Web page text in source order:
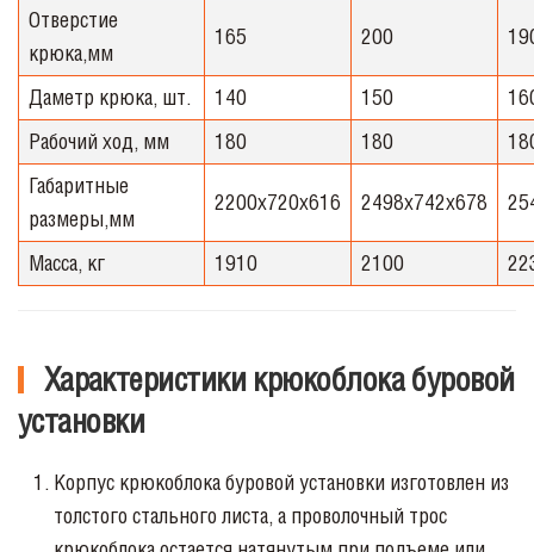
Отверстие
крюка,мм
165 200
Даметр крюка, шт. 140 150
Рабочий ход, мм
180 180
Габаритные
размеры,мм
2200х720х616 2498х742х678
Масса, кг 1910 2100
Характеристики крюкоблока буровой
установки
Корпус крюкоблока буровой установки изготовлен из
толстого стального листа, а проволочный трос